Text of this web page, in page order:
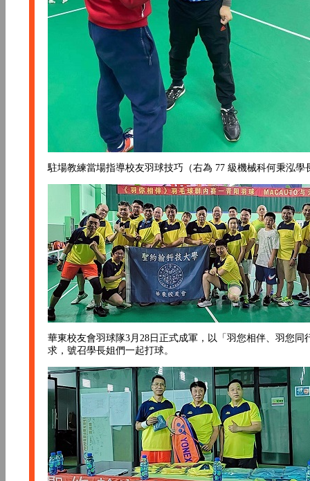
駐場教練當場指導校友羽球技巧（右為 77 級機械科何秉泓學
華東校友會羽球隊3月28日正式成軍，以「羽您相伴、羽您同
求，號召學長姐們一起打球。